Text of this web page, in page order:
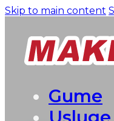
Skip to main content
Gume